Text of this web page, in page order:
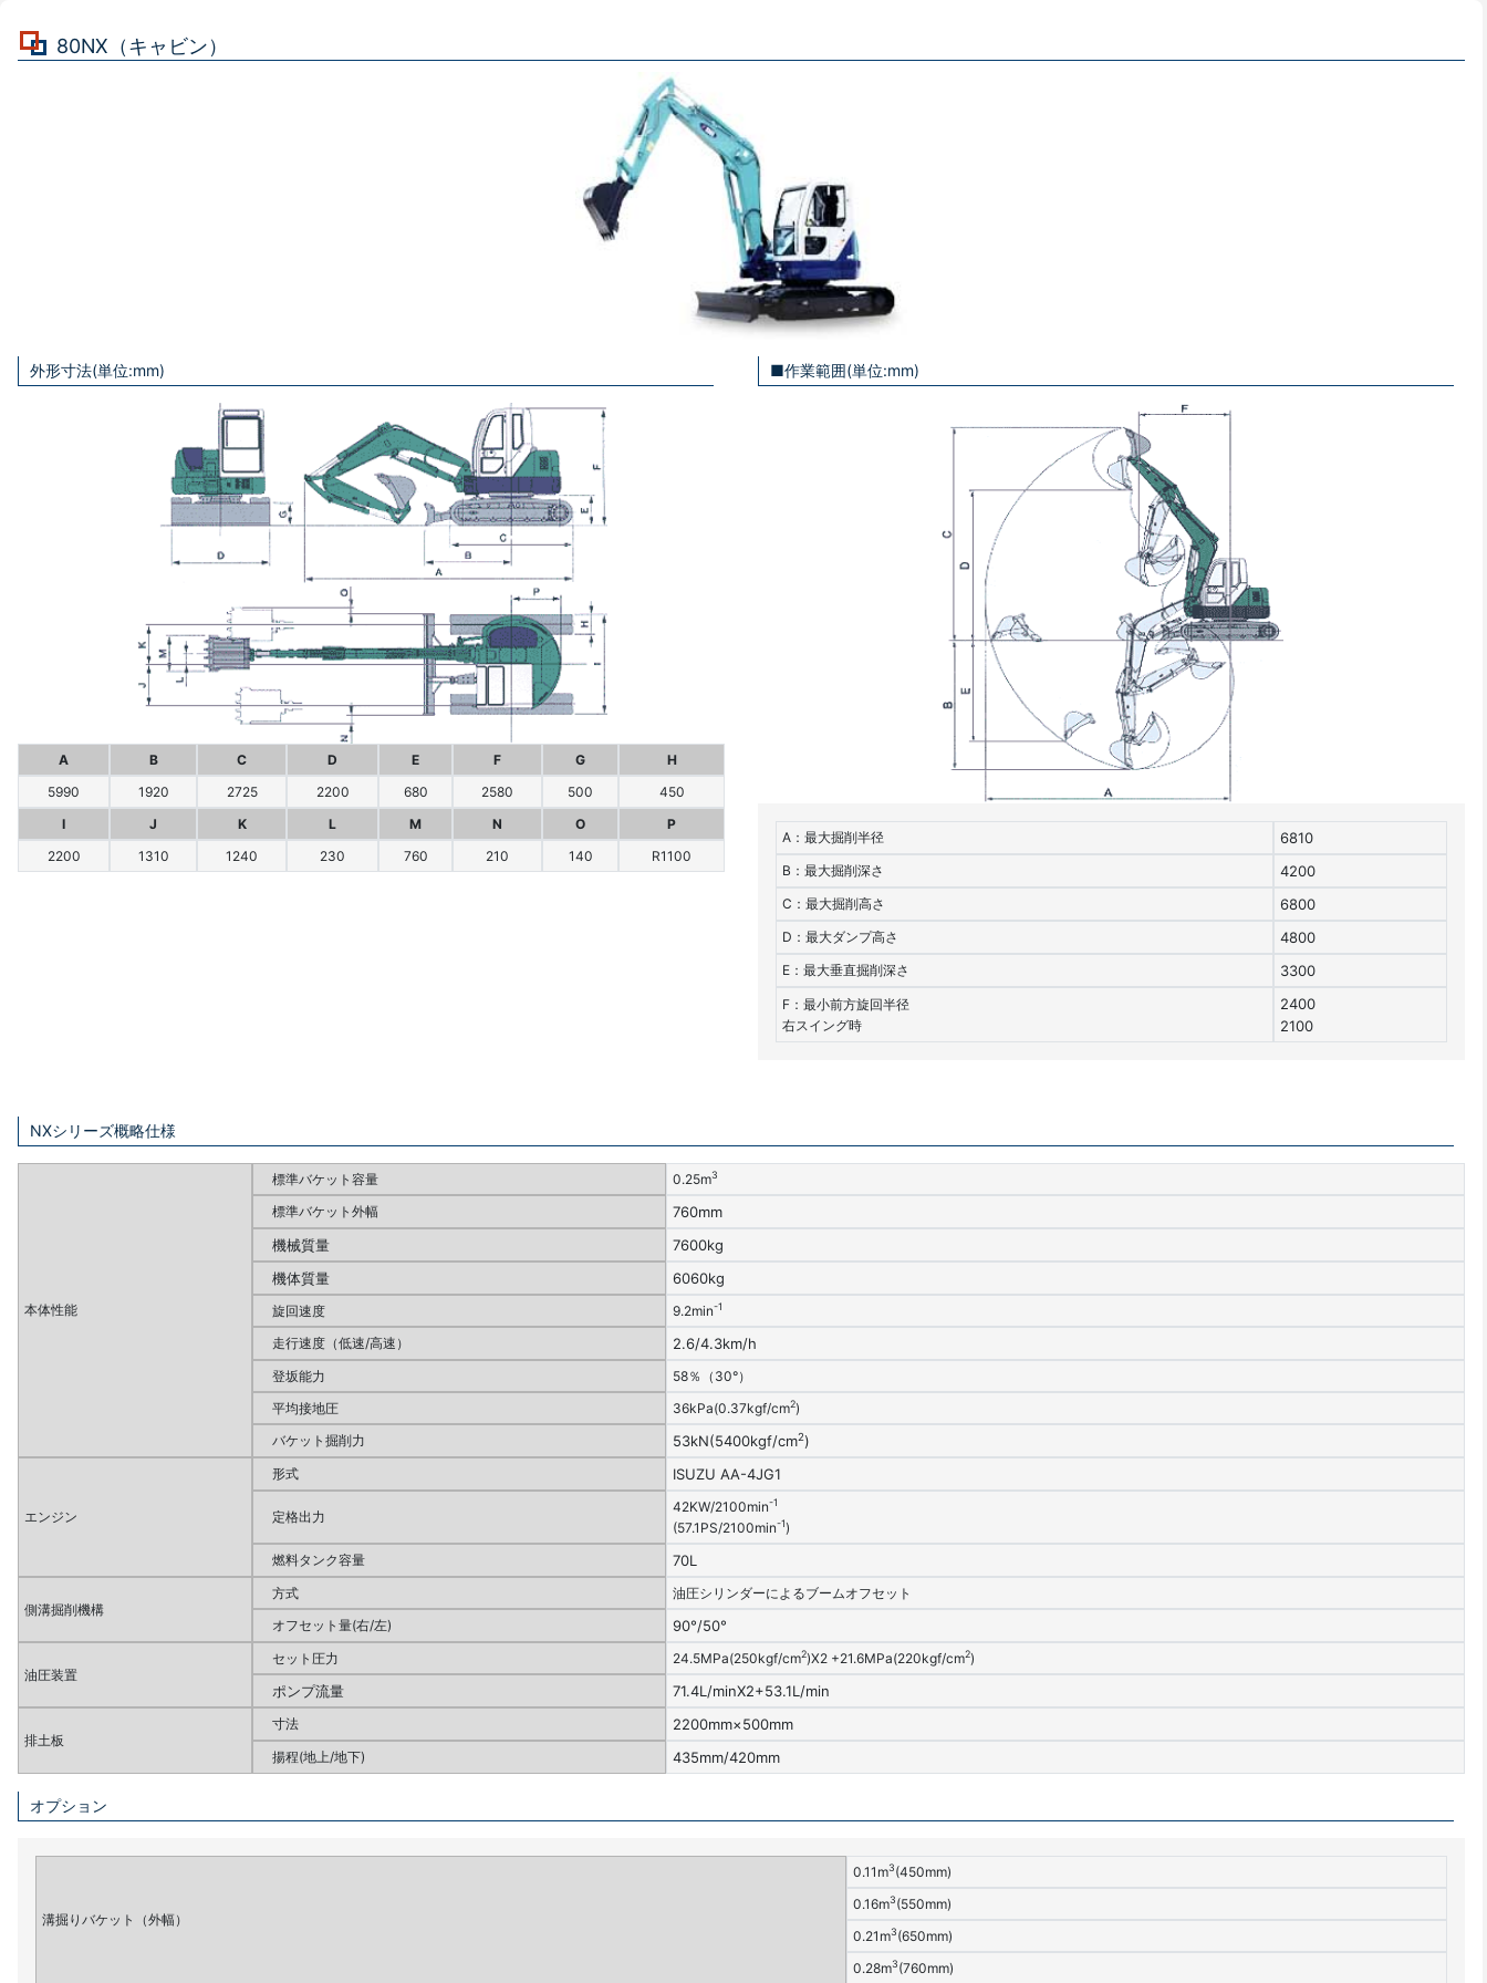
80NX（キャビン）
外形寸法(単位:mm)
A B C D E F G
H
5990
1920 2725 2200 680 2580 500
450
I
J K L M N O
P
2200
1310 1240 230 760 210 140 R1100
■作業範囲(単位:mm)
A：最大掘削半径 6810
B：最大掘削深さ 4200
C：最大掘削高さ 6800
D：最大ダンプ高さ 4800
E：最大垂直掘削深さ 3300
F：最小前方旋回半径
右スイング時
2400
2100
NXシリーズ概略仕様
本体性能
標準バケット容量 0.25m3
標準バケット外幅
760mm
機械質量
7600kg
機体質量
6060kg
旋回速度 9.2min-1
走行速度（低速/高速） 2.6/4.3km/h
登坂能力
58％（30°）
平均接地圧
36kPa(0.37kgf/cm2)
バケット掘削力
53kN(5400kgf/cm2)
エンジン
形式 ISUZU AA-4JG1
定格出力
42KW/2100min-1
(57.1PS/2100min-1)
燃料タンク容量
70L
側溝掘削機構
方式
油圧シリンダーによるブームオフセット
オフセット量(右/左)
90°/50°
油圧装置
セット圧力 24.5MPa(250kgf/cm2)Χ2 +21.6MPa(220kgf/cm2)
ポンプ流量 71.4L/minΧ2+53.1L/min
排土板
寸法 2200mm×500mm
揚程(地上/地下) 435mm/420mm
オプション
溝掘りバケット（外幅）
0.11m3(450mm)
0.16m3(550mm)
0.21m3(650mm)
0.28m3(760mm)